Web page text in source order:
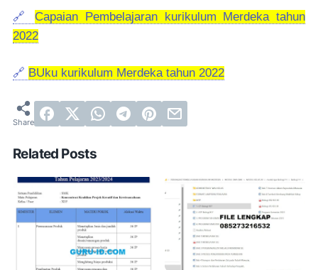
🔗 Capaian Pembelajaran kurikulum Merdeka tahun
2022
🔗 BUku kurikulum Merdeka tahun 2022
Related Posts